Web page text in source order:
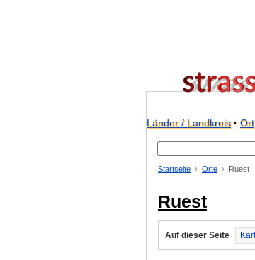
Länder / Landkreis· Ort
Startseite Orte Ruest
Ruest
Auf dieser Seite